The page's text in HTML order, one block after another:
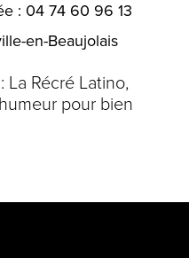
: 04 74 60 96 13
en-Beaujolais
La Récré Latino,
pour bien